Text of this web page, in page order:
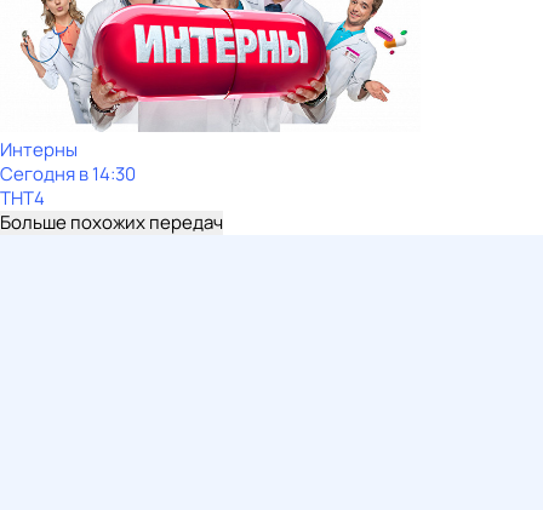
Интерны
Сегодня в 14:30
ТНТ4
Больше похожих передач